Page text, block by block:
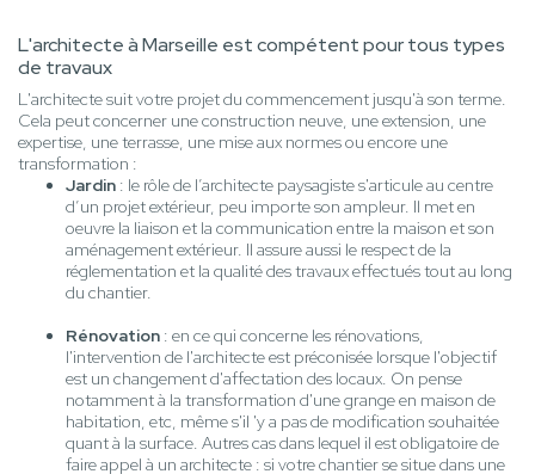
L'architecte à Marseille est compétent pour tous types
de travaux
L'architecte suit votre projet du commencement jusqu'à son terme.
Cela peut concerner une construction neuve, une extension, une
expertise, une terrasse, une mise aux normes ou encore une
transformation :
Jardin : le rôle de l’architecte paysagiste s'articule au centre
d’un projet extérieur, peu importe son ampleur. Il met en
oeuvre la liaison et la communication entre la maison et son
aménagement extérieur. Il assure aussi le respect de la
réglementation et la qualité des travaux effectués tout au long
du chantier.
Rénovation : en ce qui concerne les rénovations,
l'intervention de l'architecte est préconisée lorsque l'objectif
est un changement d'affectation des locaux. On pense
notamment à la transformation d'une grange en maison de
habitation, etc, même s'il 'y a pas de modification souhaitée
quant à la surface. Autres cas dans lequel il est obligatoire de
faire appel à un architecte : si votre chantier se situe dans une